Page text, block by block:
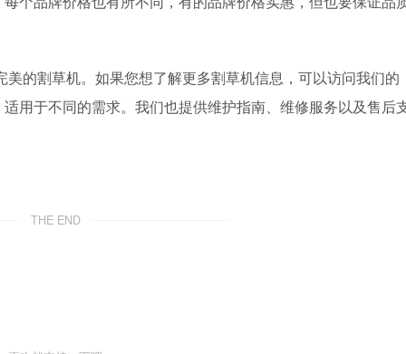
的割草机。如果您想了解更多割草机信息，可以访问我们的
用于不同的需求。我们也提供维护指南、维修服务以及售后
THE END